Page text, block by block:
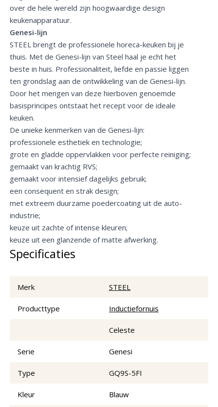
over de hele wereld zijn hoogwaardige design
keukenapparatuur.
Genesi-lijn
STEEL brengt de professionele horeca-keuken bij je
thuis. Met de Genesi-lijn van Steel haal je echt het
beste in huis. Professionaliteit, liefde en passie liggen
ten grondslag aan de ontwikkeling van de Genesi-lijn.
Door het mengen van deze hierboven genoemde
basisprincipes ontstaat het recept voor de ideale
keuken.
De unieke kenmerken van de Genesi-lijn:
professionele esthetiek en technologie;
grote en gladde oppervlakken voor perfecte reiniging;
gemaakt van krachtig RVS;
gemaakt voor intensief dagelijks gebruik;
een consequent en strak design;
met extreem duurzame poedercoating uit de auto-
industrie;
keuze uit zachte of intense kleuren;
keuze uit een glanzende of matte afwerking.
Specificaties
Merk STEEL
Producttype Inductiefornuis
Celeste
Serie Genesi
Type GQ9S-5FI
Kleur Blauw